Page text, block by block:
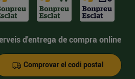
d'entrega de compra online
Comprovar el codi postal